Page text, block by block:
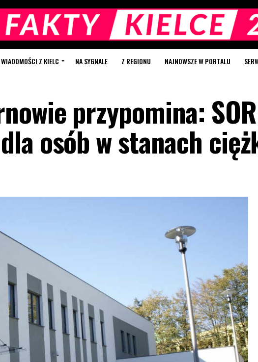
WIADOMOŚCI Z KIELC NA SYGNALE Z REGIONU NAJNOWSZE W PORTALU
przypomina: SOR
osób w stanach